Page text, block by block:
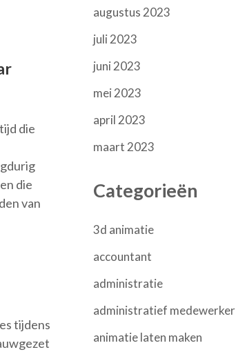
die
die
van
tijdens
augustus 2023
juli 2023
juni 2023
mei 2023
april 2023
maart 2023
Categorieën
3d animatie
accountant
administratie
administratief medewerker
animatie laten maken